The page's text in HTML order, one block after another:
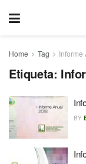
Home Tag Informe
Etiqueta:
BY